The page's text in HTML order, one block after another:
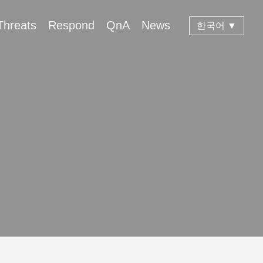
Respond QnA News 한국어 ▼